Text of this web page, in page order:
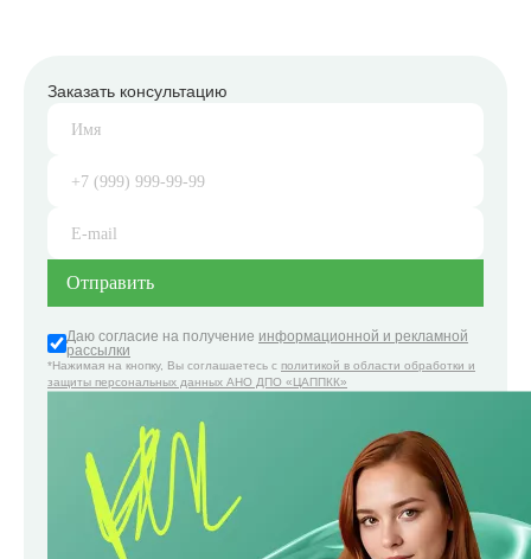
Заказать консультацию
Даю согласие на получение информационной и рекламной
рассылки
*Нажимая на кнопку, Вы соглашаетесь с политикой в области обработки и
защиты персональных данных АНО ДПО «ЦАППКК»